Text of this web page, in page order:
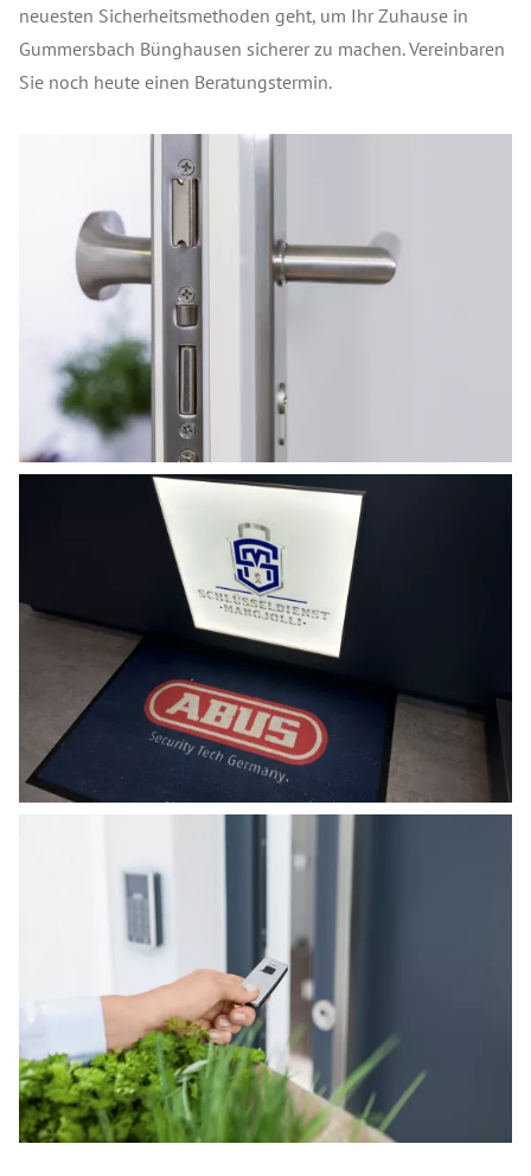
neuesten Sicherheitsmethoden geht, um Ihr Zuhause in
Gummersbach Bünghausen sicherer zu machen. Vereinbaren
Sie noch heute einen Beratungstermin.